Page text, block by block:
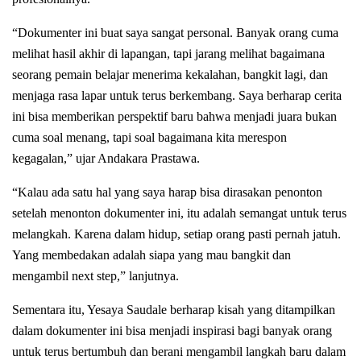
“Dokumenter ini buat saya sangat personal. Banyak orang cuma
melihat hasil akhir di lapangan, tapi jarang melihat bagaimana
seorang pemain belajar menerima kekalahan, bangkit lagi, dan
menjaga rasa lapar untuk terus berkembang. Saya berharap cerita
ini bisa memberikan perspektif baru bahwa menjadi juara bukan
cuma soal menang, tapi soal bagaimana kita merespon
kegagalan,” ujar Andakara Prastawa.
“Kalau ada satu hal yang saya harap bisa dirasakan penonton
setelah menonton dokumenter ini, itu adalah semangat untuk terus
melangkah. Karena dalam hidup, setiap orang pasti pernah jatuh.
Yang membedakan adalah siapa yang mau bangkit dan
mengambil next step,” lanjutnya.
Sementara itu, Yesaya Saudale berharap kisah yang ditampilkan
dalam dokumenter ini bisa menjadi inspirasi bagi banyak orang
untuk terus bertumbuh dan berani mengambil langkah baru dalam